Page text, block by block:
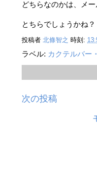
どちらなのかは、メ
とちらでしょうかね？
投稿者 北條智之 時刻:
ラベル: カクテルバー
次の投稿